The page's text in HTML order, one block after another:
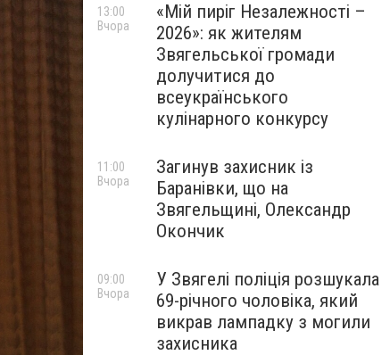
«Мій пиріг Незалежності –
2026»: як жителям
Звягельської громади
долучитися до
всеукраїнського
кулінарного конкурсу
13:00
Вчора
Загинув захисник із
Баранівки, що на
Звягельщині, Олександр
Окончик
11:00
Вчора
У Звягелі поліція розшукала
69-річного чоловіка, який
викрав лампадку з могили
захисника
09:00
Вчора